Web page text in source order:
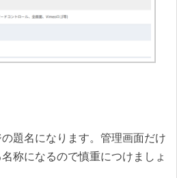
題名になります。管理画面だけ
称になるので慎重につけましょ